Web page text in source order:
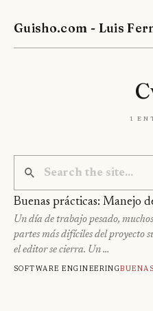
Guisho.com - Luis
1
Buenas prácticas: Manejo
Un día de trabajo pesado,
partes más difíciles del proyecto
el editor se cierra. Un …
Software engineering